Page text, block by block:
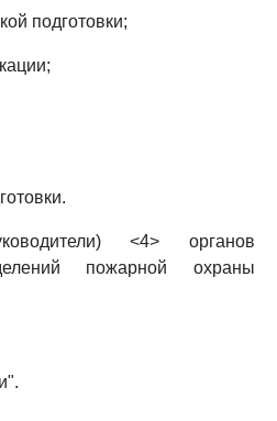
подготовки;
<4> органов
пожарной охраны